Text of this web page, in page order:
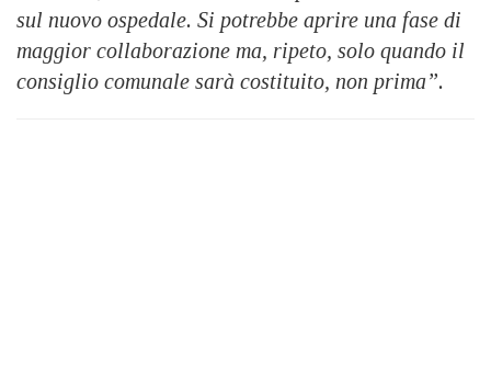
sul nuovo ospedale. Si potrebbe aprire una fase di
maggior collaborazione ma, ripeto, solo quando il
consiglio comunale sarà costituito, non prima”.